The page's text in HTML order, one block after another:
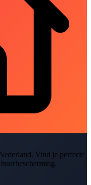
Vind je perfecte